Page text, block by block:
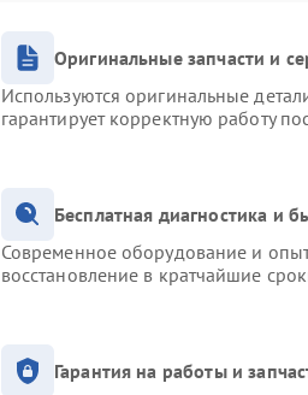
Оригинальные запчасти и
Используются оригинальные
гарантирует корректную работу
Бесплатная диагностика и
Современное оборудование и
восстановление в кратчайшие
Гарантия на работы и